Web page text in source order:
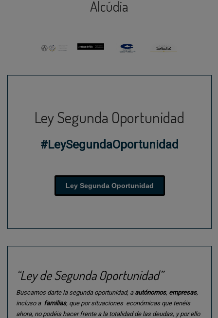
Alcúdia
Ley Segunda Oportunidad
#LeySegundaOportunidad
Ley Segunda Oportunidad
“Ley de Segunda Oportunidad”
Buscamos darte la segunda oportunidad, a autónomos, empresas,
incluso a familias, que por situaciones económicas que tenéis
ahora, no podéis hacer frente a la totalidad de las deudas, y por ello